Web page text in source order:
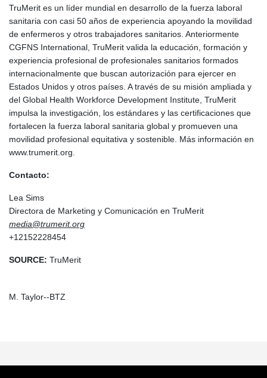
TruMerit es un líder mundial en desarrollo de la fuerza laboral
sanitaria con casi 50 años de experiencia apoyando la movilidad
de enfermeros y otros trabajadores sanitarios. Anteriormente
CGFNS International, TruMerit valida la educación, formación y
experiencia profesional de profesionales sanitarios formados
internacionalmente que buscan autorización para ejercer en
Estados Unidos y otros países. A través de su misión ampliada y
del Global Health Workforce Development Institute, TruMerit
impulsa la investigación, los estándares y las certificaciones que
fortalecen la fuerza laboral sanitaria global y promueven una
movilidad profesional equitativa y sostenible. Más información en
www.trumerit.org.
Contacto:
Lea Sims
Directora de Marketing y Comunicación en TruMerit
media@trumerit.org
+12152228454
SOURCE: TruMerit
M. Taylor--BTZ